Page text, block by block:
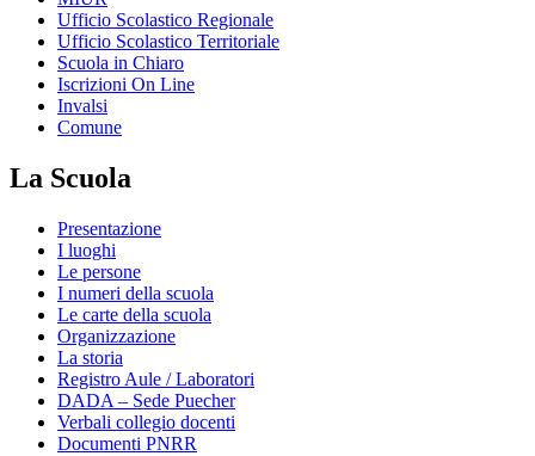
Ufficio Scolastico Regionale
Ufficio Scolastico Territoriale
Scuola in Chiaro
Iscrizioni On Line
Invalsi
Comune
La Scuola
Presentazione
I luoghi
Le persone
I numeri della scuola
Le carte della scuola
Organizzazione
La storia
Registro Aule / Laboratori
DADA – Sede Puecher
Verbali collegio docenti
Documenti PNRR